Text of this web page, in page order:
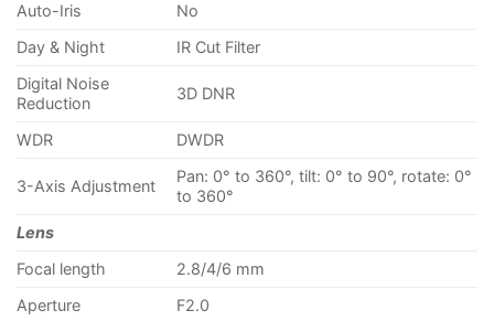
Auto-Iris
No
Day & Night
IR Cut Filter
Digital Noise
Reduction
3D DNR
WDR DWDR
3-Axis Adjustment
Pan: 0° to 360°, tilt: 0° to 90°, rotate: 0°
to 360°
Lens
Focal length
2.8/4/6 mm
Aperture
F2.0